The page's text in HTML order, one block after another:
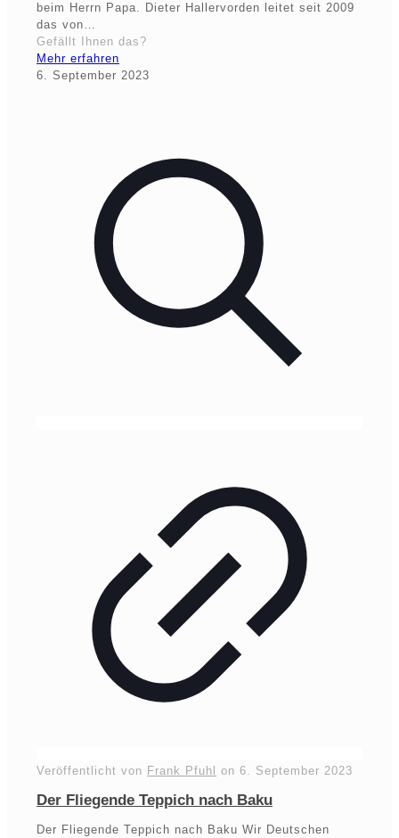
beim Herrn Papa. Dieter Hallervorden leitet seit 2009
das von…
Gefällt Ihnen das?
Mehr erfahren
6. September 2023
Veröffentlicht von Frank Pfuhl on 6. September 2023
Der Fliegende Teppich nach Baku
Der Fliegende Teppich nach Baku Wir Deutschen